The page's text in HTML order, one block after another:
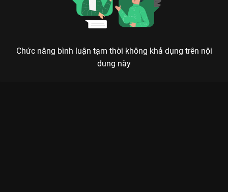
Chức năng bình luận tạm thời không khả dụng trên nội
dung này